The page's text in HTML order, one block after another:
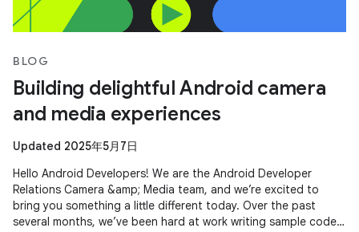
BLOG
Building delightful Android camera
and media experiences
Updated 2025年5月7日
Hello Android Developers! We are the Android Developer
Relations Camera &amp; Media team, and we’re excited to
bring you something a little different today. Over the past
several months, we’ve been hard at work writing sample code